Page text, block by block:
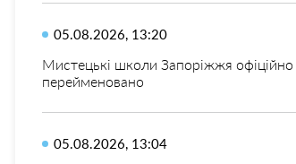
05.08.2026, 13:20
Мистецькі школи Запоріжжя офіційно
перейменовано
05.08.2026, 13:04